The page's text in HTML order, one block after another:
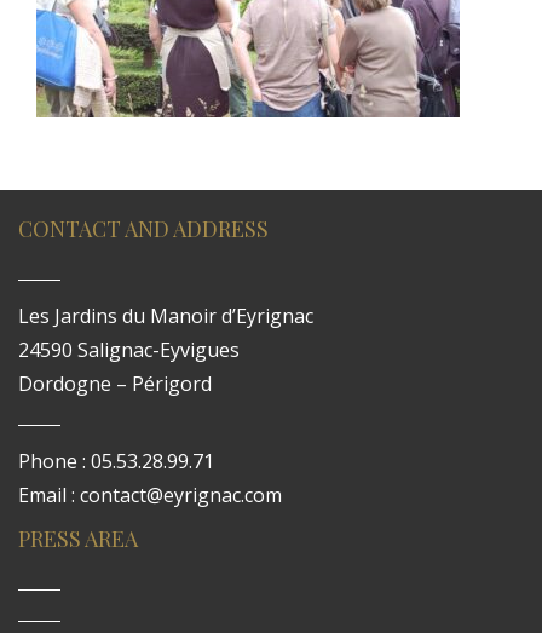
CONTACT AND ADDRESS
Les Jardins du Manoir d’Eyrignac
24590 Salignac-Eyvigues
Dordogne – Périgord
Phone : 05.53.28.99.71
Email : contact@eyrignac.com
PRESS AREA